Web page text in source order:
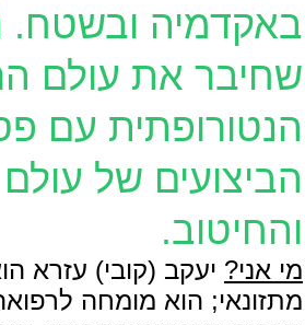
באקדמיה ובשטח.
שחיבר את עולם
הנטורופתית עם
הביצועים של
והחיטוב.
מי אני? יעקב (קובי) עזרא
מתזונאי; הוא מומחה